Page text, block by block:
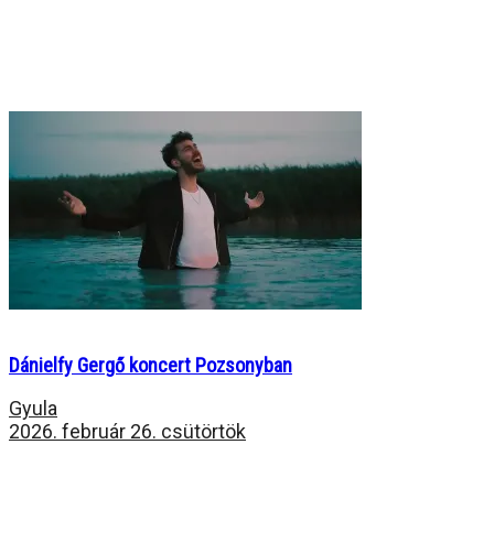
Dánielfy Gergő koncert Pozsonyban
Gyula
2026. február 26. csütörtök